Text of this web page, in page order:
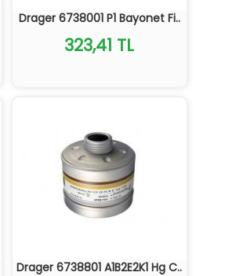
Drager 6738001 P1 Bayonet Fi..
323,41 TL
Drager 6738801 A1B2E2K1 Hg C..